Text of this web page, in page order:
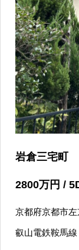
岩倉三宅町
2800万円 /
京都府京都市
叡山電鉄鞍馬